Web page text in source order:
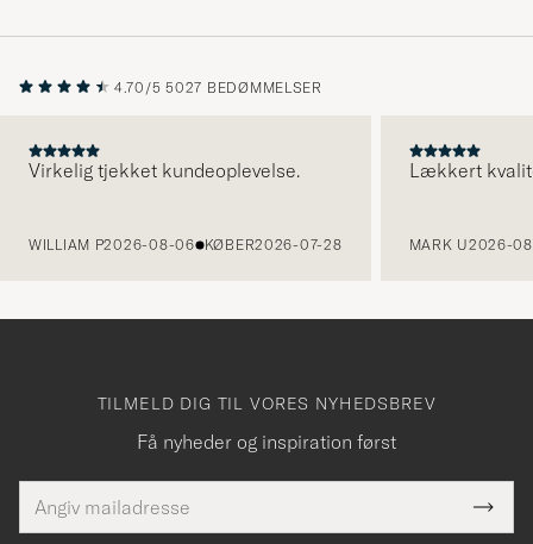
4.70/5 5027 BEDØMMELSER
Virkelig tjekket kundeoplevelse.
WILLIAM P2026-08-06 KØBER2026-07-28
Lækkert
MARK U2026-
TILMELD DIG TIL VORES NYHEDSBREV
Få nyheder og inspiration først
mailadresse
skal
Tack